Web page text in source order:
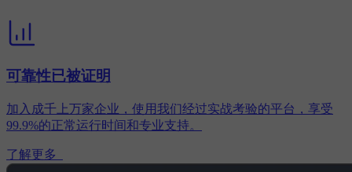
可靠性已被证明
加入成千上万家企业，使用我们经过实战考验的平台，享受
99.9%的正常运行时间和专业支持。
了解更多